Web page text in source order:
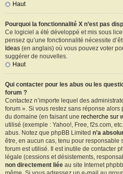
Haut
Pourquoi la fonctionnalité X n’est pas
Ce logiciel a été développé et mis sous
pensez qu’une fonctionnalité nécessite
Ideas (en anglais) où vous pouvez voter
suggérer de nouvelles.
Haut
Qui contacter pour les abus ou les
forum ?
Contactez n’importe lequel des
forum ». Si vous restez sans réponse
du domaine (en faisant une recherche sur
utilisé (exemple : Yahoo!, Free, f2s.com,
abus. Notez que phpBB Limited n’a
être, en aucun cas, tenu pour responsable
forum est utilisé. Il est inutile de contacter
légale (cessions et désistements,
non directement liée au site Internet